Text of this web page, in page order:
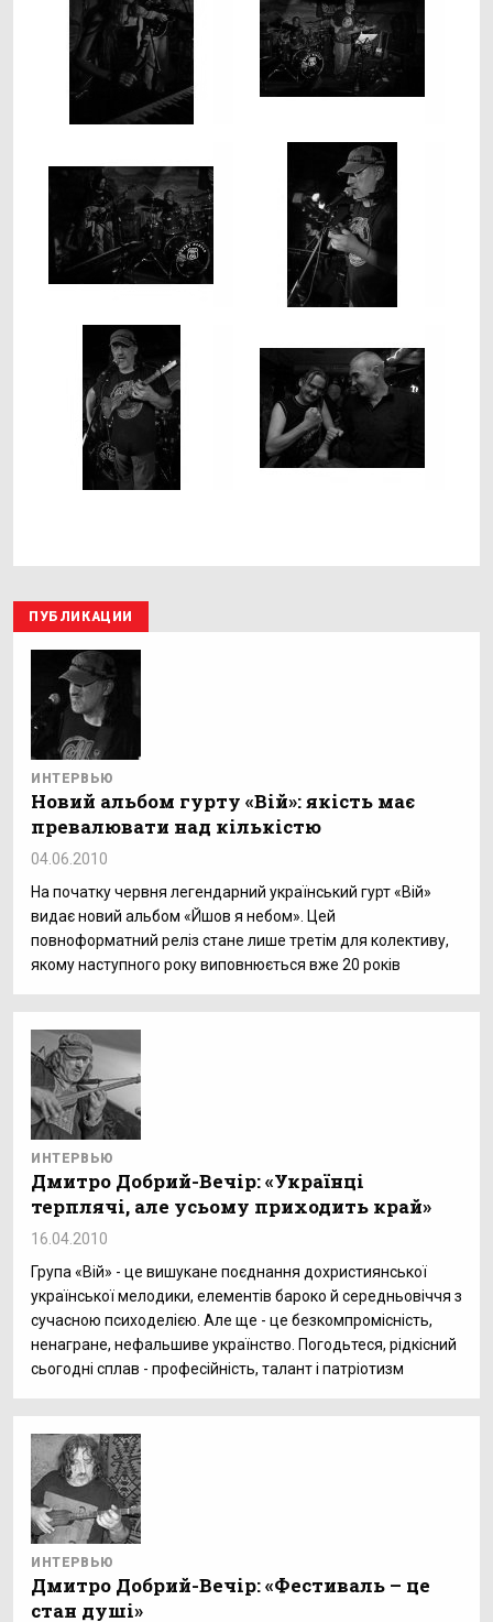
ПУБЛИКАЦИИ
ИНТЕРВЬЮ
Новий альбом гурту «Вій»: якість має
превалювати над кількістю
04.06.2010
На початку червня легендарний український гурт «Вій»
видає новий альбом «Йшов я небом». Цей
повноформатний реліз стане лише третім для колективу,
якому наступного року виповнюється вже 20 років
ИНТЕРВЬЮ
Дмитро Добрий-Вечір: «Українці
терплячі, але усьому приходить край»
16.04.2010
Група «Вій» - це вишукане поєднання дохристиянської
української мелодики, елементів бароко й середньовіччя з
сучасною психоделією. Але ще - це безкомпромісність,
ненагране, нефальшиве українство. Погодьтеся, рідкісний
сьогодні сплав - професійність, талант і патріотизм
ИНТЕРВЬЮ
Дмитро Добрий-Вечір: «Фестиваль – це
стан душі»